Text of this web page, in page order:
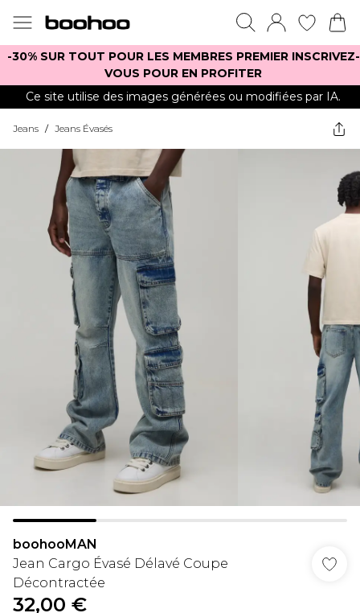
-30% SUR TOUT POUR LES MEMBRES PREMIER INSCRIVEZ-
VOUS POUR EN PROFITER
Ce site utilise des images générées ou modifiées par IA.
Jeans / Jeans Évasés
boohooMAN
Jean Cargo Évasé Délavé Coupe
Décontractée
32,00 €